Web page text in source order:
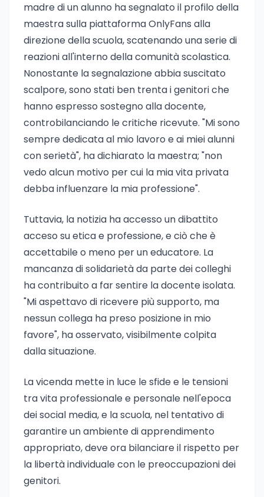
madre di un alunno ha segnalato il profilo della
maestra sulla piattaforma OnlyFans alla
direzione della scuola, scatenando una serie di
reazioni all'interno della comunità scolastica.
Nonostante la segnalazione abbia suscitato
scalpore, sono stati ben trenta i genitori che
hanno espresso sostegno alla docente,
controbilanciando le critiche ricevute. "Mi sono
sempre dedicata al mio lavoro e ai miei alunni
con serietà", ha dichiarato la maestra; "non
vedo alcun motivo per cui la mia vita privata
debba influenzare la mia professione".
Tuttavia, la notizia ha accesso un dibattito
acceso su etica e professione, e ciò che è
accettabile o meno per un educatore. La
mancanza di solidarietà da parte dei colleghi
ha contribuito a far sentire la docente isolata.
"Mi aspettavo di ricevere più supporto, ma
nessun collega ha preso posizione in mio
favore", ha osservato, visibilmente colpita
dalla situazione.
La vicenda mette in luce le sfide e le tensioni
tra vita professionale e personale nell'epoca
dei social media, e la scuola, nel tentativo di
garantire un ambiente di apprendimento
appropriato, deve ora bilanciare il rispetto per
la libertà individuale con le preoccupazioni dei
genitori.